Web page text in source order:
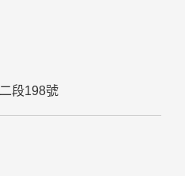
，基於公共利益為統計或學術
者處理或蒐集者依其揭露方式
款或可能損害或妨礙網站與其
段198號